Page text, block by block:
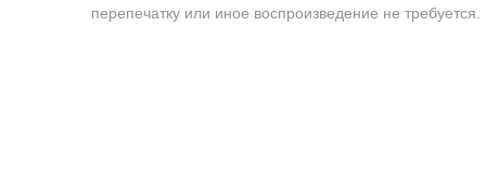
перепечатку или иное воспроизведение не требуется.